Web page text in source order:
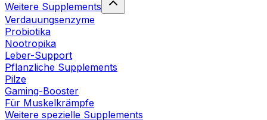
Weitere Supplements
Verdauungsenzyme
Probiotika
Nootropika
Leber-Support
Pflanzliche Supplements
Pilze
Gaming-Booster
Für Muskelkrämpfe
Weitere spezielle Supplements